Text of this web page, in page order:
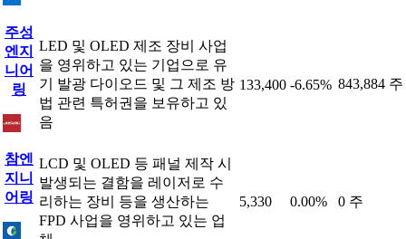
주성
엔지
니어
링
LED 및 OLED 제조 장비 사업
을 영위하고 있는 기업으로 유
기 발광 다이오드 및 그 제조 방
법 관련 특허권을 보유하고 있
음
133,400 -6.65% 843,884 주
참엔
지니
어링
LCD 및 OLED 등 패널 제작 시
발생되는 결함을 레이저로 수
리하는 장비 등을 생산하는
FPD 사업을 영위하고 있는 업
5,330 0.00% 0 주